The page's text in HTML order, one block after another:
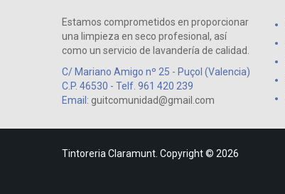
Estamos comprometidos en proporcionar
una limpieza en seco profesional, así
como un servicio de lavandería de calidad.
C/ Mariano Amigo nº 25 - Puçol (Valencia)
C.P. 46530 - Telf. 961 420 239
Email: guitcomunidad@gmail.com
Tintoreria Claramunt. Copyright © 2026